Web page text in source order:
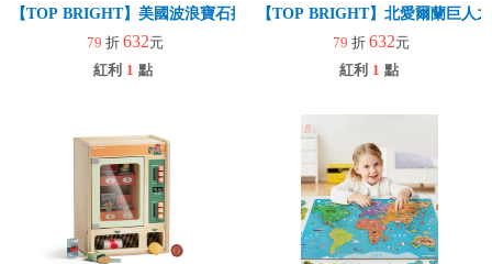
【TOP BRIGHT】美國波浪寶石挖掘套組(益智玩具/趣味桌遊/世界三
79 折 632元
紅利 1 點
【TOP BRIGHT】北愛爾蘭巨人
79 折 632元
紅利 1 點